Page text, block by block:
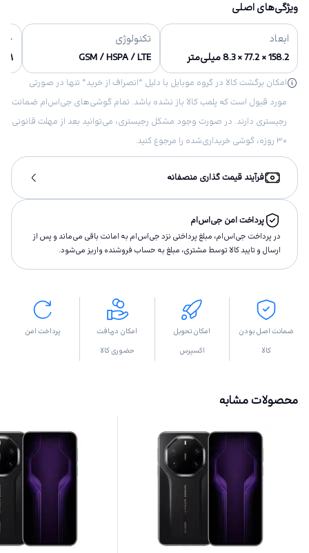
ویژگی‌های اصلی
ابعاد
158.2 × 77.2 × 8.3 میلی‌متر
تکنولوژی
GSM / HSPA / LTE
۱۲۸ گیگابایت
امکان برگشت کالا در گروه موبایل با دلیل “انصراف از خرید“ تنها در صورتی
مورد قبول است که پلمب کالا باز نشده باشد. تمام گوشی‌های جی‌اس‌ام ضمانت
رجیستری دارند. در صورت وجود مشکل رجیستری، می‌توانید بعد از مهلت قانونی
۳۰ روزه، گوشی خریداری‌شده را مرجوع کنید.
فرآیند قیمت گذاری منصفانه
پرداخت امن جی‌اس‌ام
در پرداخت جی‌اس‌ام، مبلغ پرداختى نزد جی‌اس‌ام به امانت باقى مى‌ماند و پس از
ارسال و تاييد كالا توسط مشتری، مبلغ به حساب فروشنده واريز مى‌شود.
ضمانت اصل بودن
کالا
امکان تحویل
اکسپرس
امکان دریافت
حضوری کالا
پرداخت امن
محصولات مشابه